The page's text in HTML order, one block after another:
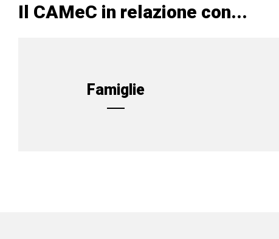
Il CAMeC in relazione con...
Famiglie